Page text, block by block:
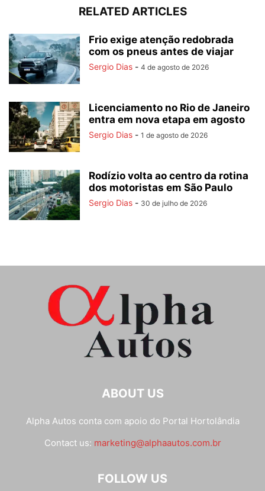
RELATED ARTICLES
Frio exige atenção redobrada
com os pneus antes de viajar
Sergio Dias - 4 de agosto de 2026
Licenciamento no Rio de Janeiro
entra em nova etapa em agosto
Sergio Dias - 1 de agosto de 2026
Rodízio volta ao centro da rotina
dos motoristas em São Paulo
Sergio Dias - 30 de julho de 2026
ABOUT US
Alpha Autos conta com apoio do Portal Hortolândia
Contact us: marketing@alphaautos.com.br
FOLLOW US